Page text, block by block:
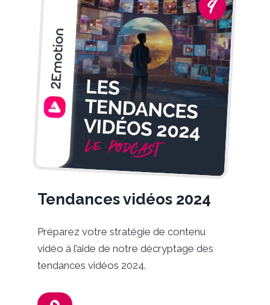
Tendances vidéos 2024
Préparez votre stratégie de contenu
vidéo à l’aide de notre décryptage des
tendances vidéos 2024.